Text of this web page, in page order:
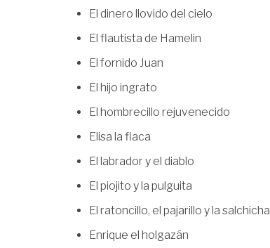
El dinero llovido del cielo
El flautista de Hamelin
El fornido Juan
El hijo ingrato
El hombrecillo rejuvenecido
Elisa la flaca
El labrador y el diablo
El piojito y la pulguita
El ratoncillo, el pajarillo y la salchicha
Enrique el holgazán